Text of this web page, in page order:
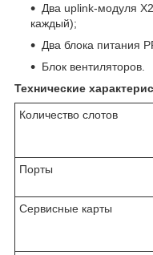
Два uplink-модуля
каждый);
Два блока питания
Блок вентиляторов.
Технические
Количество слотов
Порты
Сервисные карты